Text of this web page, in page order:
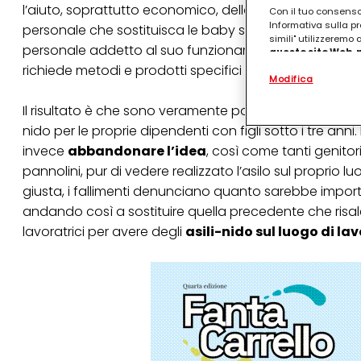
l’aiuto, soprattutto economico, dello Stato. I
personale che sostituisca le baby sitter quando
personale addetto al suo funzionamento. Senza
richiede metodi e prodotti specifici per garantire un
Il risultato è che sono veramente pochissime le
nido per le proprie dipendenti con figli sotto i tre
invece abbandonare l’idea, così come tanti
pannolini, pur di vedere realizzato l’asilo sul proprio
giusta, i fallimenti denunciano quanto sarebbe
andando così a sostituire quella precedente che
lavoratrici per avere degli asili-nido sul luogo di
Con il tuo
Informativa sulla
simili" utilizzeremo
questo sito
.
(rispettivamente
terzi, conservare
identificati) su
misurare e
Puoi trovare
collegata nel piè di
qualsiasi
collegata nel piè di
periodo di
"modifica" di seguito".
Se fai clic su
per uno o più degli
tuoi dati personali
necessari per
Modifica